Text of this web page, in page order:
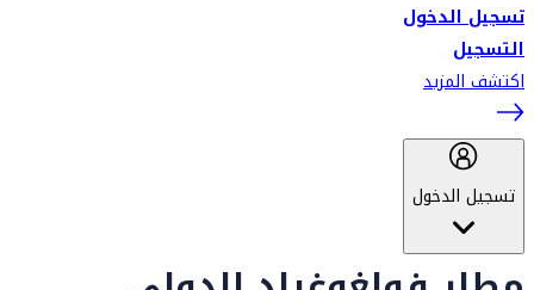
تسجيل الدخول
التسجيل
اكتشف المزيد
تسجيل الدخول